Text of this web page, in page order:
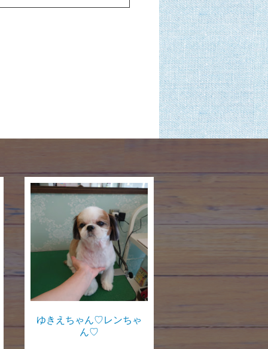
ゆきえちゃん♡レンちゃ
ん♡